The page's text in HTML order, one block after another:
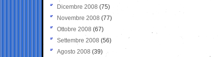
Dicembre 2008 (75)
Novembre 2008 (77)
Ottobre 2008 (67)
Settembre 2008 (56)
Agosto 2008 (39)